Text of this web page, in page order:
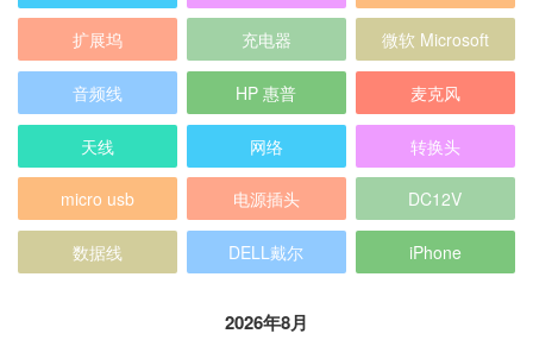
扩展坞 充电器 微软 Microsoft
音频线 HP 惠普 麦克风
天线 网络 转换头
micro usb 电源插头 DC12V
数据线 DELL戴尔 iPhone
2026年8月